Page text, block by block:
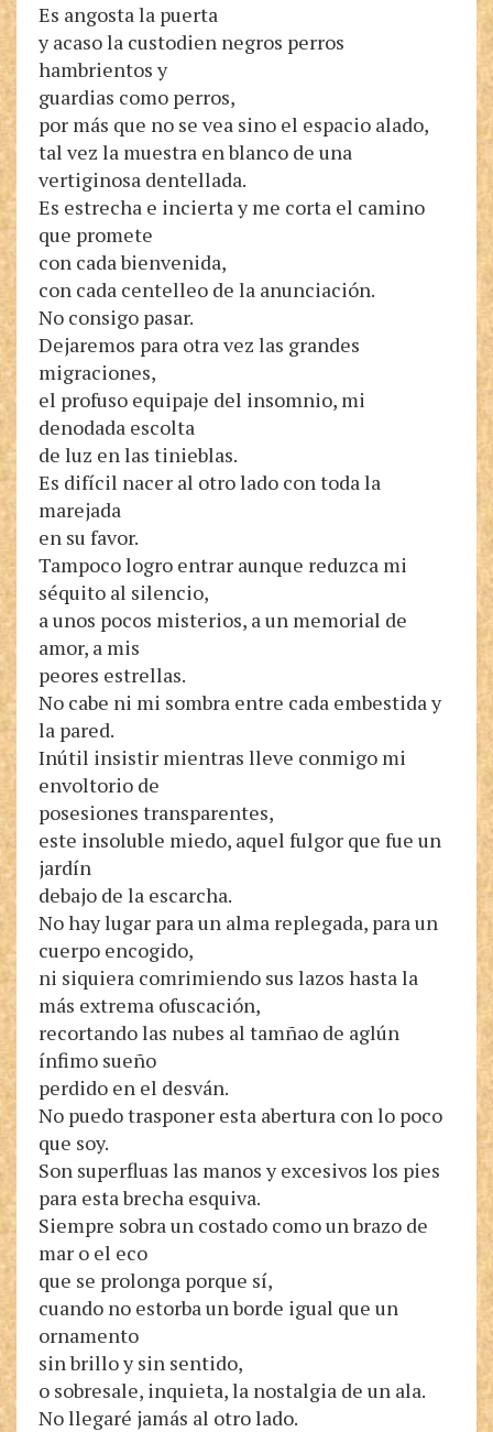
Es angosta la puerta
y acaso la custodien negros perros
hambrientos y
guardias como perros,
por más que no se vea sino el espacio alado,
tal vez la muestra en blanco de una
vertiginosa dentellada.
Es estrecha e incierta y me corta el camino
que promete
con cada bienvenida,
con cada centelleo de la anunciación.
No consigo pasar.
Dejaremos para otra vez las grandes
migraciones,
el profuso equipaje del insomnio, mi
denodada escolta
de luz en las tinieblas.
Es difícil nacer al otro lado con toda la
marejada
en su favor.
Tampoco logro entrar aunque reduzca mi
séquito al silencio,
a unos pocos misterios, a un memorial de
amor, a mis
peores estrellas.
No cabe ni mi sombra entre cada embestida y
la pared.
Inútil insistir mientras lleve conmigo mi
envoltorio de
posesiones transparentes,
este insoluble miedo, aquel fulgor que fue un
jardín
debajo de la escarcha.
No hay lugar para un alma replegada, para un
cuerpo encogido,
ni siquiera comrimiendo sus lazos hasta la
más extrema ofuscación,
recortando las nubes al tamñao de aglún
ínfimo sueño
perdido en el desván.
No puedo trasponer esta abertura con lo poco
que soy.
Son superfluas las manos y excesivos los pies
para esta brecha esquiva.
Siempre sobra un costado como un brazo de
mar o el eco
que se prolonga porque sí,
cuando no estorba un borde igual que un
ornamento
sin brillo y sin sentido,
o sobresale, inquieta, la nostalgia de un ala.
No llegaré jamás al otro lado.